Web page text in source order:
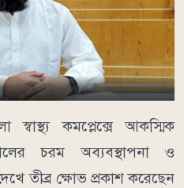
কমপ্লেক্সে আকস্মিক
চরম অব্যবস্থাপনা ও
তীব্র ক্ষোভ প্রকাশ করেছেন